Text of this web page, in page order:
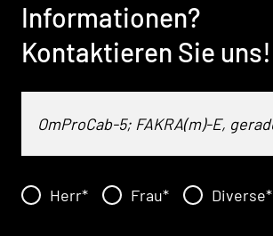
Informationen?
Kontaktieren Sie uns!
Herr* Frau* Diverse*